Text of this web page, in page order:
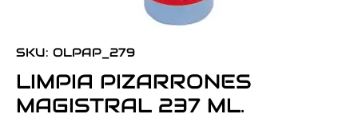
SKU: OLPAP_279
LIMPIA PIZARRONES
MAGISTRAL 237 ML.